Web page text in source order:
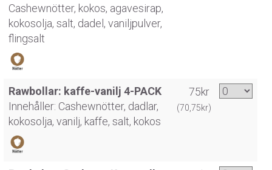
Cashewnötter, kokos, agavesirap,
kokosolja, salt, dadel, vaniljpulver,
flingsalt
Rawbollar: kaffe-vanilj 4-PACK
Innehåller: Cashewnötter, dadlar,
kokosolja, vanilj, kaffe, salt, kokos
75kr
(70,75kr)